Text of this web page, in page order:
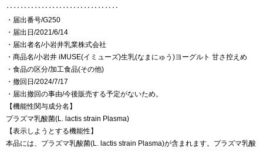
‥‥‥‥‥‥‥‥‥‥‥‥‥‥‥‥
・届出番号/G250
・届出日/2021/6/14
・届出者名/小岩井乳業株式会社
・商品名/小岩井 iMUSE(イミューズ)生乳(なまにゅう)ヨーグルト 甘さ控えめ
・食品の区分/加工食品(その他)
・撤回日/2024/7/17
・届出撤回の事由/今後販売する予定がないため。
【機能性関与成分名】
プラズマ乳酸菌(L. lactis strain Plasma)
【表示しようとする機能性】
本品には、プラズマ乳酸菌(L. lactis strain Plasma)が含まれます。プラズマ乳酸